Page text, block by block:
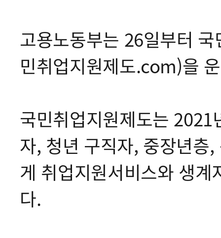
고용노동부는 26일부터
민취업지원제도.com)을
국민취업지원제도는
자, 청년 구직자, 중장년층
게 취업지원서비스와 생
다.